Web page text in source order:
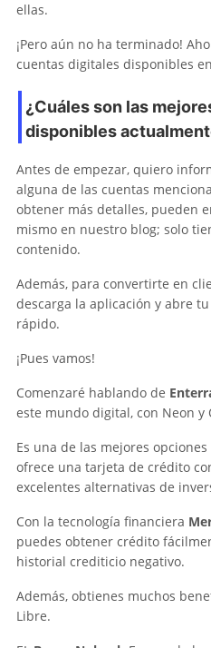
ellas.
¡Pero aún no ha terminado!
cuentas digitales disponibles
¿Cuáles son las
disponibles
Antes de empezar, quiero
alguna de las cuentas
obtener más detalles, pueden
mismo en nuestro blog; solo
contenido.
Además, para convertirte en
descarga la aplicación y abre
rápido.
¡Pues vamos!
Comenzaré hablando de
este mundo digital, con Neon y
Es una de las mejores
ofrece una tarjeta de crédito
excelentes alternativas de
Con la tecnología financiera
puedes obtener crédito
historial crediticio negativo.
Además, obtienes muchos
Libre.